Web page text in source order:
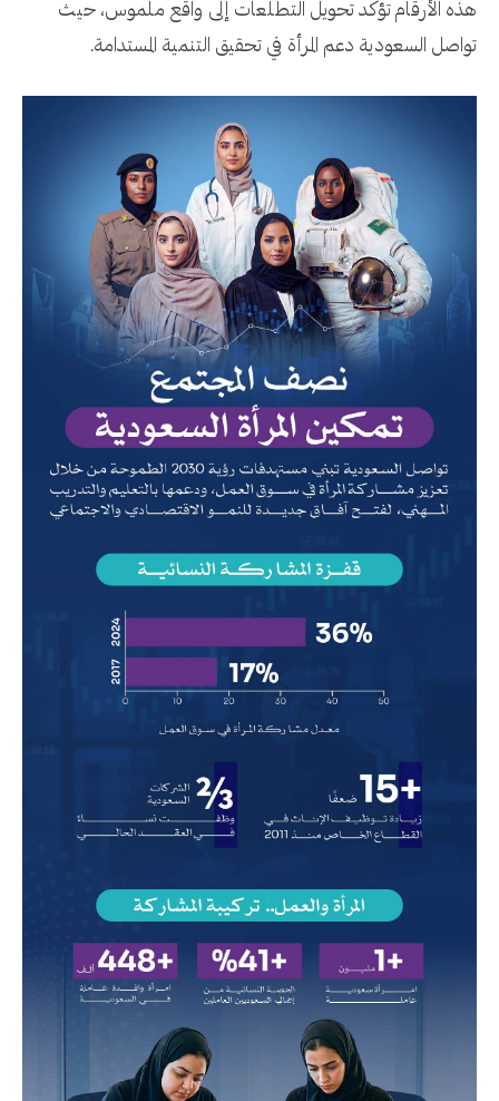
هذه الأرقام تؤكد تحويل التطلعات إلى واقع ملموس، حيث
تواصل السعودية دعم المرأة في تحقيق التنمية المستدامة.